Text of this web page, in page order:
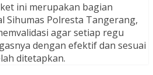
ini merupakan bagian
Sihumas Polresta Tangerang,
agar setiap regu
dengan efektif dan sesuai
ditetapkan.